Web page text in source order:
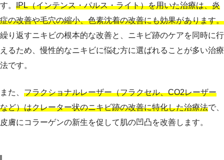
す。 IPL（インテンス・パルス・ライト）を用いた治療は、炎
症の改善や毛穴の縮小、色素沈着の改善にも効果があります。
繰り返すニキビの根本的な改善と、ニキビ跡のケアを同時に行
えるため、慢性的なニキビに悩む方に選ばれることが多い治療
法です。
また、 フラクショナルレーザー（フラクセル、CO2レーザー
など）はクレーター状のニキビ跡の改善に特化した治療法で、
皮膚にコラーゲンの新生を促して肌の凹凸を改善します。